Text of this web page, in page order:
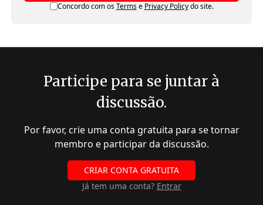
Concordo com osTermse Privacy Policydo site.
Participe para se juntar à
discussão.
Por favor, crie uma conta gratuita para se tornar
membro e participar da discussão.
CRIAR CONTA GRATUITA
Já tem uma conta? Entrar